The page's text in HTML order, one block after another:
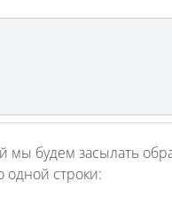
мы будем засылать
одной строки: